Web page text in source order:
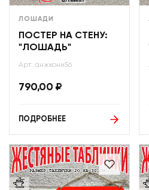
ЛОШАДИ
ПОСТЕР НА СТЕНУ:
"ЛОШАДЬ"
Арт: анжкони56
790,00 ₽
ПОДРОБНЕЕ